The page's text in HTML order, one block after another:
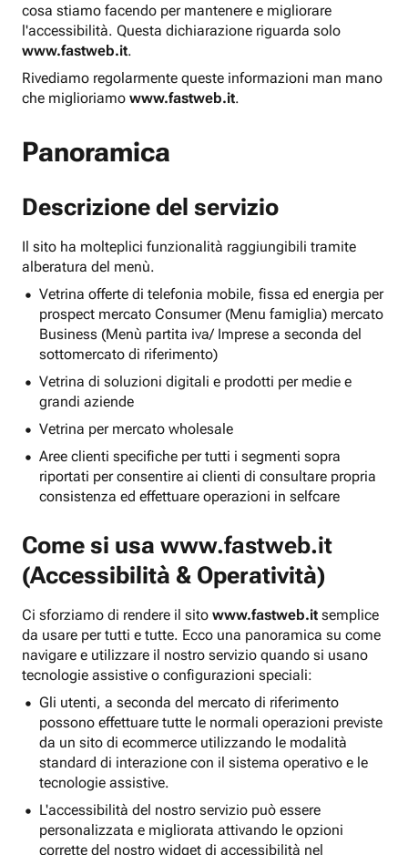
cosa stiamo facendo per mantenere e migliorare
l'accessibilità. Questa dichiarazione riguarda solo
www.fastweb.it.
Rivediamo regolarmente queste informazioni man mano
che miglioriamo www.fastweb.it.
Panoramica
Descrizione del servizio
Il sito ha molteplici funzionalità raggiungibili tramite
alberatura del menù.
Vetrina offerte di telefonia mobile, fissa ed energia per
prospect mercato Consumer (Menu famiglia) mercato
Business (Menù partita iva/ Imprese a seconda del
sottomercato di riferimento)
Vetrina di soluzioni digitali e prodotti per medie e
grandi aziende
Vetrina per mercato wholesale
Aree clienti specifiche per tutti i segmenti sopra
riportati per consentire ai clienti di consultare propria
consistenza ed effettuare operazioni in selfcare
Come si usa www.fastweb.it
(Accessibilità & Operatività)
Ci sforziamo di rendere il sito www.fastweb.it semplice
da usare per tutti e tutte. Ecco una panoramica su come
navigare e utilizzare il nostro servizio quando si usano
tecnologie assistive o configurazioni speciali:
Gli utenti, a seconda del mercato di riferimento
possono effettuare tutte le normali operazioni previste
da un sito di ecommerce utilizzando le modalità
standard di interazione con il sistema operativo e le
tecnologie assistive.
L'accessibilità del nostro servizio può essere
personalizzata e migliorata attivando le opzioni
corrette del nostro widget di accessibilità nel